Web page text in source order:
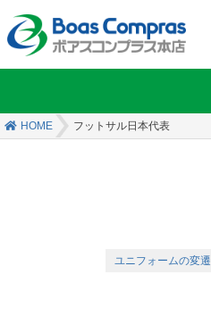
HOME フットサル日本代表
ユニフォームの変遷